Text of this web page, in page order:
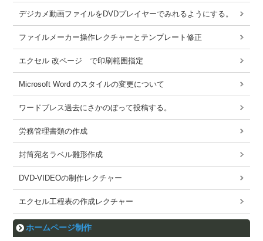
デジカメ動画ファイルをDVDプレイヤーでみれるようにする。
ファイルメーカー操作レクチャーとテンプレート修正
エクセル 改ページ で印刷範囲指定
Microsoft Word のスタイルの変更について
ワードブレス過去にさかのぼって投稿する。
労務管理書類の作成
封筒宛名ラベル雛形作成
DVD-VIDEOの制作レクチャー
エクセル工程表の作成レクチャー
ホームページ制作